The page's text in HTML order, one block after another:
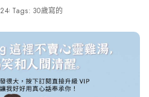
Tags: 30歲寫的